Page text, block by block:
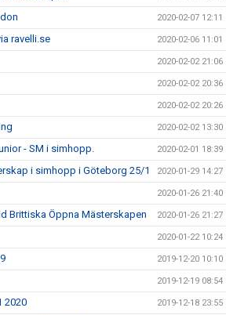
2020-02-07 12:11
ravelli.se 2020-02-06 11:01
2020-02-02 21:06
2020-02-02 20:36
2020-02-02 20:26
2020-02-02 13:30
- SM i simhopp. 2020-02-01 18:39
i simhopp i Göteborg 25/1 2020-01-29 14:27
2020-01-26 21:40
Brittiska Öppna Mästerskapen 2020-01-26 21:27
2020-01-22 10:24
2019-12-20 10:10
2019-12-19 08:54
2020 2019-12-18 23:55